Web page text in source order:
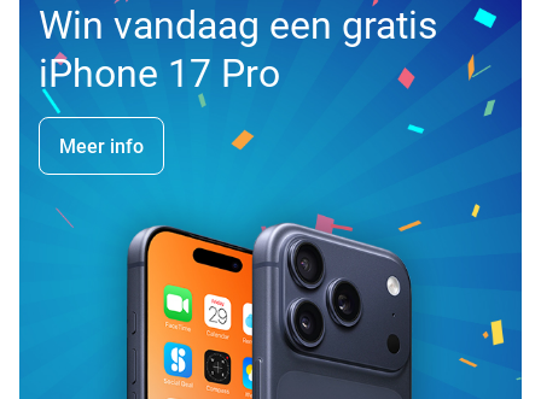
Win vandaag een gratis
iPhone 17 Pro
Meer info